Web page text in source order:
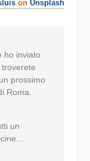
onUnsplash
ho inviato
troverete
prossimo
Roma.
un